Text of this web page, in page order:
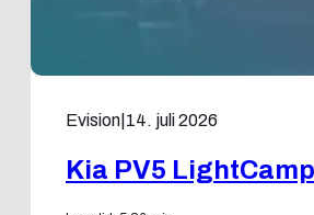
Evision 14. juli 2026
Kia PV5